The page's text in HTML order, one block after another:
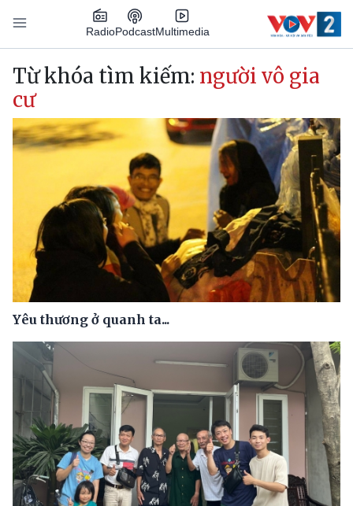
Nhảy đến nội dung
RadioPodcastMultimedia
Main navigation
Từ khóa tìm kiếm: người vô gia
cư
Yêu thương ở quanh ta...